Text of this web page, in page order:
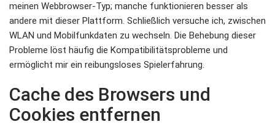
meinen Webbrowser-Typ; manche funktionieren besser als
andere mit dieser Plattform. Schließlich versuche ich, zwischen
WLAN und Mobilfunkdaten zu wechseln. Die Behebung dieser
Probleme löst häufig die Kompatibilitätsprobleme und
ermöglicht mir ein reibungsloses Spielerfahrung.
Cache des Browsers und
Cookies entfernen